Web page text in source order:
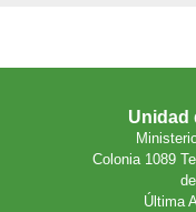
Unidad
Colonia 1089
Última